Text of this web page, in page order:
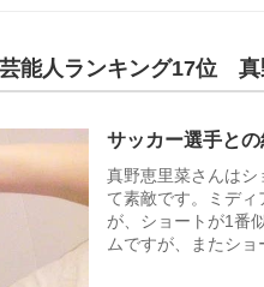
能人ランキング17位
サッカー選手と
真野恵里菜さんは
て素敵です。ミデ
が、ショートが1番
ムですが、またショ